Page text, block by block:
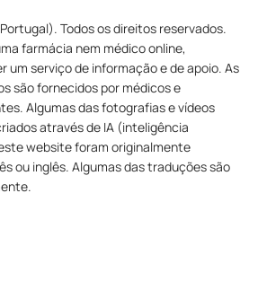
Todos os direitos reservados.
farmácia nem médico online,
um serviço de informação e de apoio. As
são fornecidos por médicos e
Algumas das fotografias e vídeos
através de IA (inteligência
website foram originalmente
ou inglês. Algumas das traduções são